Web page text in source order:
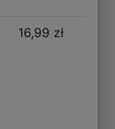
16,99 zł